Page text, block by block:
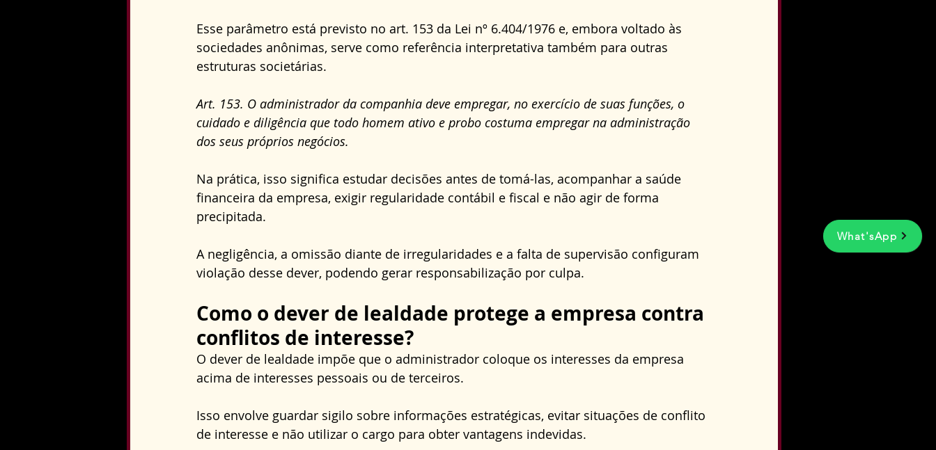
What'sApp
Esse parâmetro está previsto no art. 153 da Lei nº 6.404/1976 e, embora voltado às
sociedades anônimas, serve como referência interpretativa também para outras
estruturas societárias.
Art. 153. O administrador da companhia deve empregar, no exercício de suas funções, o
cuidado e diligência que todo homem ativo e probo costuma empregar na administração
dos seus próprios negócios.
Na prática, isso significa estudar decisões antes de tomá-las, acompanhar a saúde
financeira da empresa, exigir regularidade contábil e fiscal e não agir de forma
precipitada.
A negligência, a omissão diante de irregularidades e a falta de supervisão configuram
violação desse dever, podendo gerar responsabilização por culpa.
Como o dever de lealdade protege a empresa contra
conflitos de interesse?
O dever de lealdade impõe que o administrador coloque os interesses da empresa
acima de interesses pessoais ou de terceiros.
Isso envolve guardar sigilo sobre informações estratégicas, evitar situações de conflito
de interesse e não utilizar o cargo para obter vantagens indevidas.